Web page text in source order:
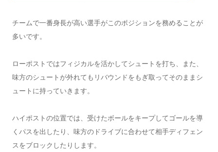
チームで一番身長が高い選手がこのポジションを務めることが
多いです。
ローポストではフィジカルを活かしてシュートを打ち、また、
味方のシュートが外れてもリバウンドをもぎ取ってそのままシ
ュートに持っていきます。
ハイポストの位置では、受けたボールをキープしてゴールを導
くパスを出したり、味方のドライブに合わせて相手ディフェン
スをブロックしたりします。